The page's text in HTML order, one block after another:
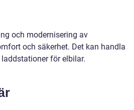
och modernisering av
och säkerhet. Det kan handla
för elbilar.